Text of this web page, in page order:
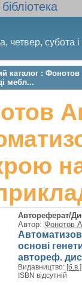
бібліотека
четвер, субота
четвер
каталог :
мебл...
Автореферат/
Автор: Фонотов
основі
автореф.
Видавництво: [б.в.]
ISBN відсутній